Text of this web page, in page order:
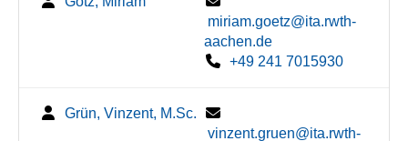
miriam.goetz@ita.rwth-
aachen.de
+49 241 7015930
Grün, Vinzent, M.Sc.
vinzent.gruen@ita.rwth-